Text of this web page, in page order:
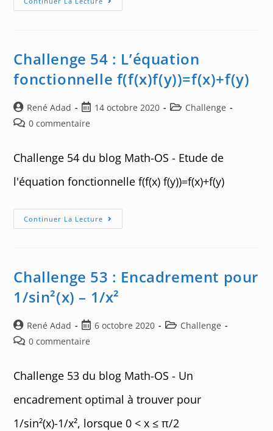
55
X²
Challenge 54 : L’équation
fonctionnelle f(f(x)f(y))=f(x)+f(y)
Auteur/autrice
de
René Adad
Post
published:
14 octobre 2020
PostChallenge
Post0 commentaire
Challenge 54 du blog Math-OS - Etude de
l'équation fonctionnelle f(f(x) f(y))=f(x)+f(y)
Continuer La Lecture Challenge
54
Challenge 53 : Encadrement pour
1/sin²(x) – 1/x²
Auteur/autrice
de
René Adad
Post
published:
6 octobre 2020
PostChallenge
Post0 commentaire
Challenge 53 du blog Math-OS - Un
encadrement optimal à trouver pour
1/sin²(x)-1/x², lorsque 0 < x ≤ π/2